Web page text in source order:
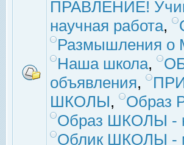
ПРАВЛЕНИЕ!
научная работа,
Размышления о
Наша школа,
объявления,
ШКОЛЫ, Образ
Образ ШКОЛЫ -
Облик ШКОЛЫ -